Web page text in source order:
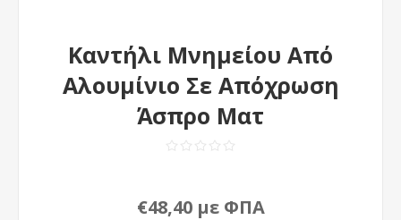
Καντήλι Μνημείου Από
Αλουμίνιο Σε Απόχρωση
Άσπρο Ματ
€48,40 με ΦΠΑ